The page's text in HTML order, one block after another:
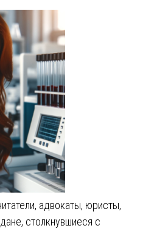
адвокаты, юристы,
столкнувшиеся с